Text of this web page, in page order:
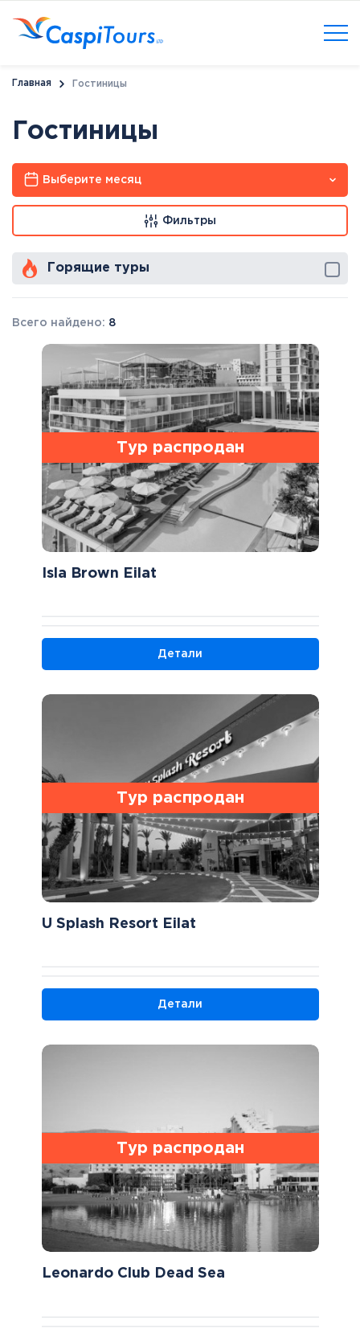
Главная Гостиницы
Гостиницы
Выберите месяц
Фильтры
Горящие туры
Всего найдено: 8
Тур распродан
Isla Brown Eilat
Детали
Тур распродан
U Splash Resort Eilat
Детали
Тур распродан
Leonardo Club Dead Sea